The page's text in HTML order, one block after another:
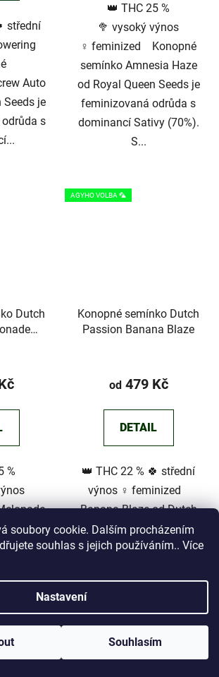
soubory cookie. Dalším procházením
souhlas s jejich používáním.. Více
Nastavení
Souhlasím
střední
Auto
Seeds je
s
5
hvězdiček.
👑 THC 25 %
🥦 vysoký výnos
♀️ feminized Konopné
semínko Amnesia Haze
od Royal Queen Seeds je
feminizovaná odrůda s
dominancí Sativy (70%).
S...
Dutch
%
je
a
s
AGYHO VOLBA 🦜
Konopné semínko Dutch
Passion Banana Blaze
od479 Kč
DETAIL
👑 THC 22 % 🍀 střední
výnos ♀️ feminized
Banana Blaze od Dutch
Passion je feminizovaná
odrůda s výraznou
obsahem THC...
AKCE 💣